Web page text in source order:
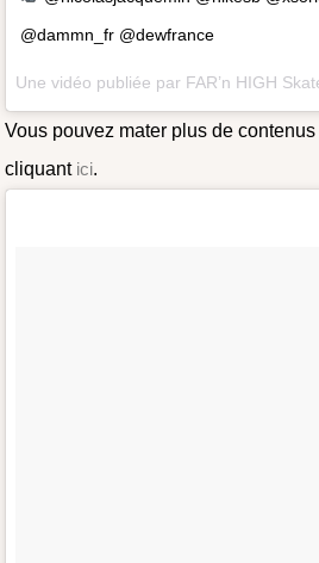
@dammn_fr @dewfrance
Vous pouvez mater plus de
cliquant ici.